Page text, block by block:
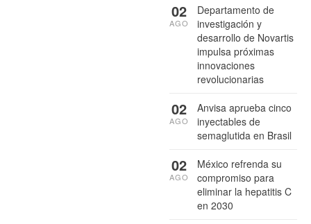
Departamento de
investigación y
desarrollo de Novartis
impulsa próximas
innovaciones
revolucionarias
02
AGO
Anvisa aprueba cinco
inyectables de
semaglutida en Brasil
02
AGO
México refrenda su
compromiso para
eliminar la hepatitis C
en 2030
02
AGO